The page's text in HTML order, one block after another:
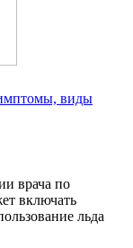
виды
врача по
включать
льда